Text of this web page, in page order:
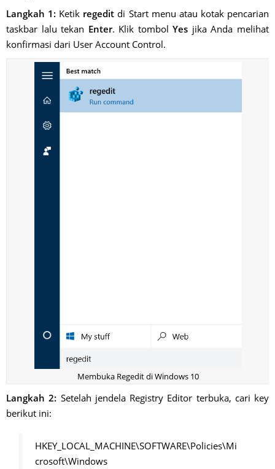
Langkah 1: Ketik regedit di Start menu atau kotak pencarian
taskbar lalu tekan Enter. Klik tombolYes jika Anda melihat
konfirmasi dari User Account Control.
Membuka Regedit di Windows 10
Langkah 2: Setelah jendela Registry Editor terbuka, cari key
berikut ini:
HKEY_LOCAL_MACHINE\SOFTWARE\Policies\Mi
crosoft\Windows